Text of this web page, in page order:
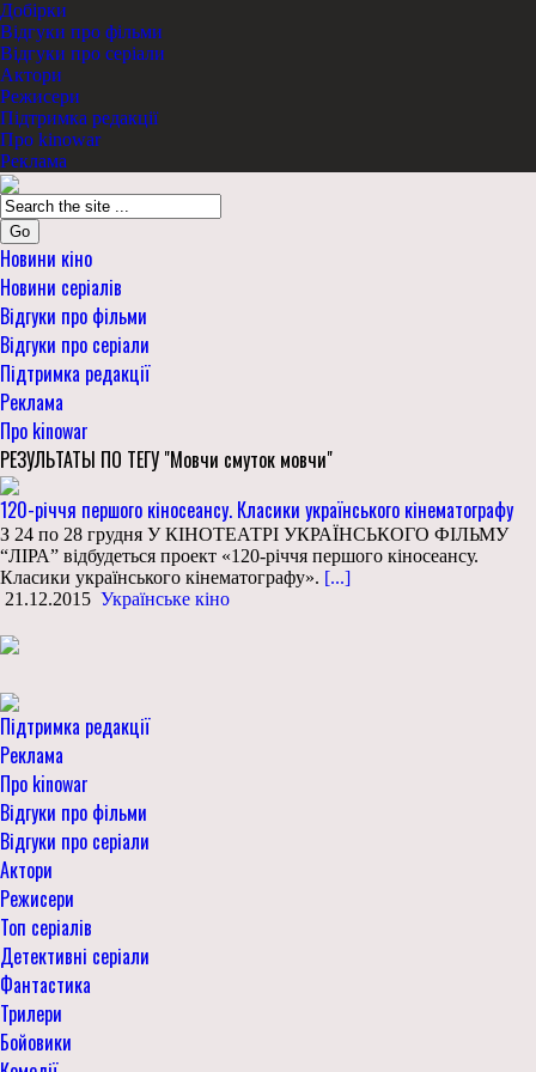
Добірки
Відгуки про фільми
Відгуки про серіали
Актори
Режисери
Підтримка редакції
Про kinowar
Реклама
Go
Новини кіно
Новини серіалів
Відгуки про фільми
Відгуки про серіали
Підтримка редакції
Реклама
Про kinowar
РЕЗУЛЬТАТЫ ПО ТЕГУ "Мовчи смуток мовчи"
120-річчя першого кіносеансу. Класики українського кінематографу
З 24 по 28 грудня У КІНОТЕАТРІ УКРАЇНСЬКОГО ФІЛЬМУ
“ЛІРА” відбудеться проект «120-річчя першого кіносеансу.
Класики українського кінематографу». [...]
21.12.2015 Українське кіно
Підтримка редакції
Реклама
Про kinowar
Відгуки про фільми
Відгуки про серіали
Актори
Режисери
Топ серіалів
Детективні серіали
Фантастика
Трилери
Бойовики